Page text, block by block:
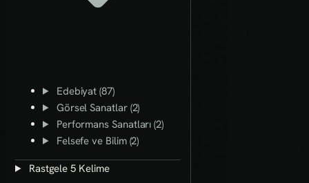
Edebiyat (87)
Görsel Sanatlar (2)
Performans Sanatları (2)
Felsefe ve Bilim (2)
Rastgele 5 Kelime